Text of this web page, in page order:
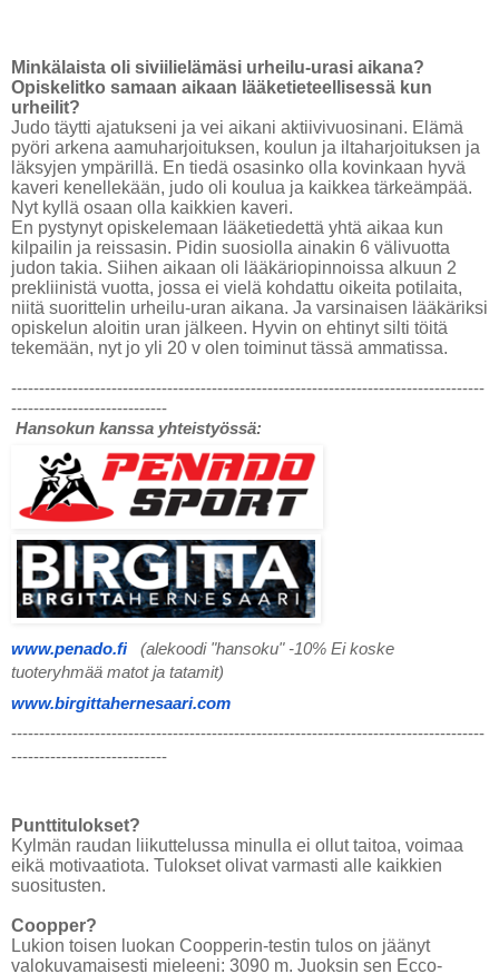
Minkälaista oli siviilielämäsi urheilu-urasi aikana?
Opiskelitko samaan aikaan lääketieteellisessä kun
urheilit?
Judo täytti ajatukseni ja vei aikani aktiivivuosinani. Elämä
pyöri arkena aamuharjoituksen, koulun ja iltaharjoituksen ja
läksyjen ympärillä. En tiedä osasinko olla kovinkaan hyvä
kaveri kenellekään, judo oli koulua ja kaikkea tärkeämpää.
Nyt kyllä osaan olla kaikkien kaveri.
En pystynyt opiskelemaan lääketiedettä yhtä aikaa kun
kilpailin ja reissasin. Pidin suosiolla ainakin 6 välivuotta
judon takia. Siihen aikaan oli lääkäriopinnoissa alkuun 2
prekliinistä vuotta, jossa ei vielä kohdattu oikeita potilaita,
niitä suorittelin urheilu-uran aikana. Ja varsinaisen lääkäriksi
opiskelun aloitin uran jälkeen. Hyvin on ehtinyt silti töitä
tekemään, nyt jo yli 20 v olen toiminut tässä ammatissa.
-------------------------------------------------------------------------------------
----------------------------
Hansokun kanssa yhteistyössä:
www.penado.fi
(alekoodi "hansoku" -10% Ei koske
tuoteryhmää matot ja tatamit)
www.birgittahernesaari.com
-------------------------------------------------------------------------------------
----------------------------
Punttitulokset?
Kylmän raudan liikuttelussa minulla ei ollut taitoa, voimaa
eikä motivaatiota. Tulokset olivat varmasti alle kaikkien
suositusten.
Coopper?
Lukion toisen luokan Coopperin-testin tulos on jäänyt
valokuvamaisesti mieleeni: 3090 m. Juoksin sen Ecco-